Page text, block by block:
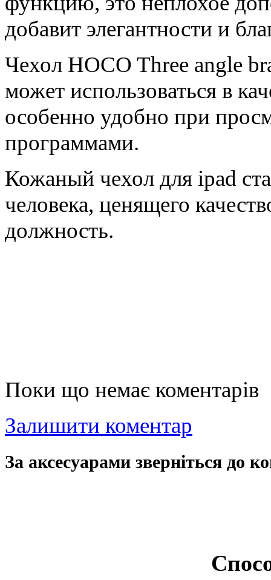
добавит элегантности и
Чехол HOCO Three angle
может использоваться в
особенно удобно при
программами.
Кожаный чехол для ipad
человека, ценящего
должность.
Поки що немає коментарів
Залишити коментар
За аксесуарами зверніться до